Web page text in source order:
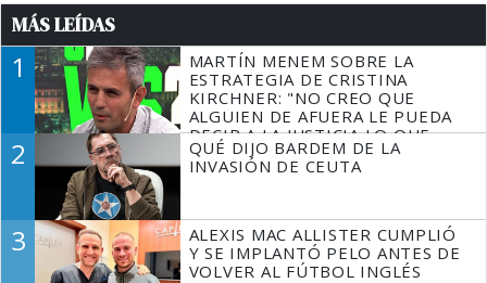
MÁS LEÍDAS
1
MARTÍN MENEM SOBRE LA
ESTRATEGIA DE CRISTINA
KIRCHNER: "NO CREO QUE
ALGUIEN DE AFUERA LE PUEDA
DECIR A LA JUSTICIA LO QUE
TIENE QUE HACER"
2
QUÉ DIJO BARDEM DE LA
INVASIÓN DE CEUTA
3
ALEXIS MAC ALLISTER CUMPLIÓ
Y SE IMPLANTÓ PELO ANTES DE
VOLVER AL FÚTBOL INGLÉS